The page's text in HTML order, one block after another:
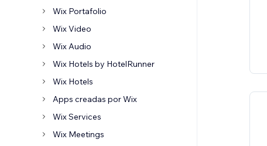
Wix Portafolio
Wix Video
Wix Audio
Wix Hotels by HotelRunner
Wix Hotels
Apps creadas por Wix
Wix Services
Wix Meetings